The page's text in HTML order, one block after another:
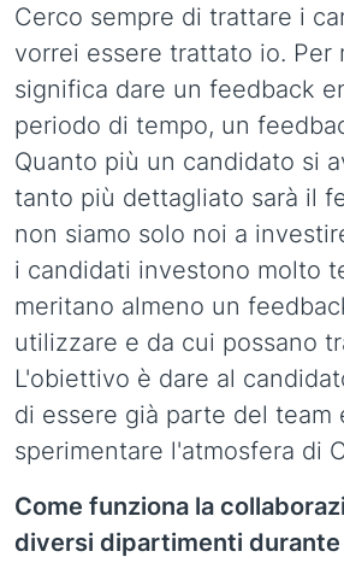
Cerco sempre di trattare i
vorrei essere trattato io. Per
significa dare un feedback
periodo di tempo, un
Quanto più un candidato si
tanto più dettagliato sarà il
non siamo solo noi a
i candidati investono molto
meritano almeno un
utilizzare e da cui possano
L'obiettivo è dare al
di essere già parte del team
sperimentare l'atmosfera di
Come funziona la
diversi dipartimenti